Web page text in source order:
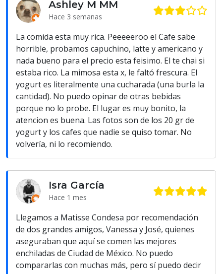
Ashley M MM
Hace 3 semanas
La comida esta muy rica. Peeeeeroo el Cafe sabe
horrible, probamos capuchino, latte y americano y
nada bueno para el precio esta feisimo. El te chai si
estaba rico. La mimosa esta x, le faltó frescura. El
yogurt es literalmente una cucharada (una burla la
cantidad). No puedo opinar de otras bebidas
porque no lo probe. El lugar es muy bonito, la
atencion es buena. Las fotos son de los 20 gr de
yogurt y los cafes que nadie se quiso tomar. No
volvería, ni lo recomiendo.
Isra García
Hace 1 mes
Llegamos a Matisse Condesa por recomendación
de dos grandes amigos, Vanessa y José, quienes
aseguraban que aquí se comen las mejores
enchiladas de Ciudad de México. No puedo
compararlas con muchas más, pero sí puedo decir